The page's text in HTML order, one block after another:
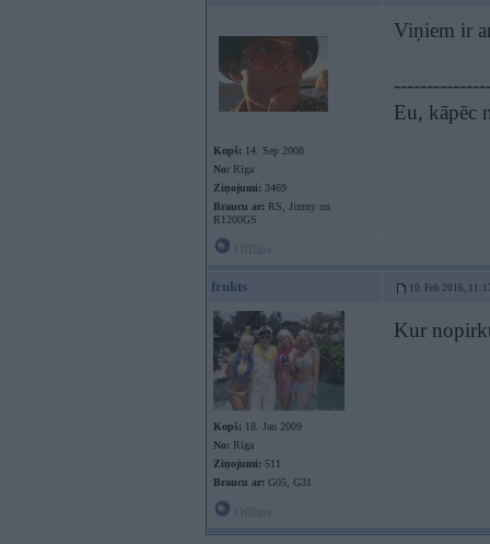
Kopš: 14. Sep 2008
No: Rīga
Ziņojumi: 3469
Braucu ar: RS, Jimny un
R1200GS
Viņiem ir
Eu, kāpēc
frukts 10. Feb 2016,
Kopš: 18. Jan 2009
No: Rīga
Ziņojumi: 511
Braucu ar: G05, G31
Kur